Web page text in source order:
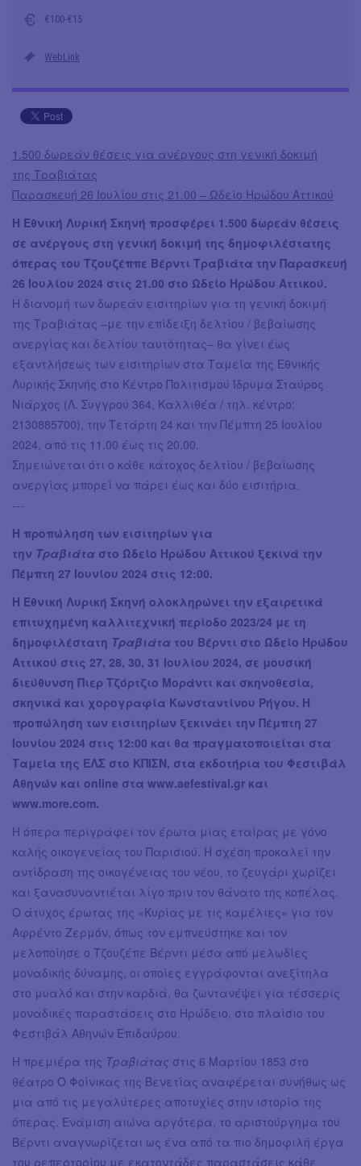
€100-€15
WebLink
1.500 δωρεάν θέσεις για ανέργους στη γενική δοκιμή
της Τραβιάτας
Παρασκευή 26 Ιουλίου στις 21.00 – Ωδείο Ηρώδου Αττικού
Η Εθνική Λυρική Σκηνή προσφέρει 1.500 δωρεάν θέσεις
σε ανέργους στη γενική δοκιμή της δημοφιλέστατης
όπερας του Τζουζέππε Βέρντι Τραβιάτα την Παρασκευή
26 Ιουλίου 2024 στις 21.00 στο Ωδείο Ηρώδου Αττικού.
Η διανομή των δωρεάν εισιτηρίων για τη γενική δοκιμή
της Τραβιάτας –με την επίδειξη δελτίου / βεβαίωσης
ανεργίας και δελτίου ταυτότητας– θα γίνει έως
εξαντλήσεως των εισιτηρίων στα Ταμεία της Εθνικής
Λυρικής Σκηνής στο Κέντρο Πολιτισμού Ίδρυμα Σταύρος
Νιάρχος (Λ. Συγγρού 364, Καλλιθέα / τηλ. κέντρο:
2130885700), την Τετάρτη 24 και την Πέμπτη 25 Ιουλίου
2024, από τις 11.00 έως τις 20.00.
Σημειώνεται ότι ο κάθε κάτοχος δελτίου / βεβαίωσης
ανεργίας μπορεί να πάρει έως και δύο εισιτήρια.
---
Η προπώληση των εισιτηρίων για
την Τραβιάτα στο Ωδείο Ηρώδου Αττικού ξεκινά την
Πέμπτη 27 Ιουνίου 2024 στις 12:00.
Η Εθνική Λυρική Σκηνή ολοκληρώνει την εξαιρετικά
επιτυχημένη καλλιτεχνική περίοδο 2023/24 με τη
δημοφιλέστατη Τραβιάτα του Βέρντι στο Ωδείο Ηρώδου
Αττικού στις 27, 28, 30, 31 Ιουλίου 2024, σε μουσική
διεύθυνση Πιερ Τζόρτζιο Μοράντι και σκηνοθεσία,
σκηνικά και χορογραφία Κωνσταντίνου Ρήγου. Η
προπώληση των εισιτηρίων ξεκινάει την Πέμπτη 27
Ιουνίου 2024 στις 12:00 και θα πραγματοποιείται στα
Ταμεία της ΕΛΣ στο ΚΠΙΣΝ, στα εκδοτήρια του Φεστιβάλ
Αθηνών και online στα www.aefestival.gr και
www.more.com.
Η όπερα περιγράφει τον έρωτα μιας εταίρας με γόνο
καλής οικογενείας του Παρισιού. Η σχέση προκαλεί την
αντίδραση της οικογένειας του νέου, το ζευγάρι χωρίζει
και ξανασυναντιέται λίγο πριν τον θάνατο της κοπέλας.
Ο άτυχος έρωτας της «Κυρίας με τις καμέλιες» για τον
Αφρέντο Ζερμόν, όπως τον εμπνεύστηκε και τον
μελοποίησε ο Τζουζέπε Βέρντι μέσα από μελωδίες
μοναδικής δύναμης, οι οποίες εγγράφονται ανεξίτηλα
στο μυαλό και στην καρδιά, θα ζωντανέψει για τέσσερις
μοναδικές παραστάσεις στο Ηρώδειο, στο πλαίσιο του
Φεστιβάλ Αθηνών Επιδαύρου.
Η πρεμιέρα της Τραβιάτας στις 6 Μαρτίου 1853 στο
θέατρο Ο Φοίνικας της Βενετίας αναφέρεται συνήθως ως
μια από τις μεγαλύτερες αποτυχίες στην ιστορία της
όπερας. Ενάμιση αιώνα αργότερα, το αριστούργημα του
Βέρντι αναγνωρίζεται ως ένα από τα πιο δημοφιλή έργα
του ρεπερτορίου με εκατοντάδες παραστάσεις κάθε